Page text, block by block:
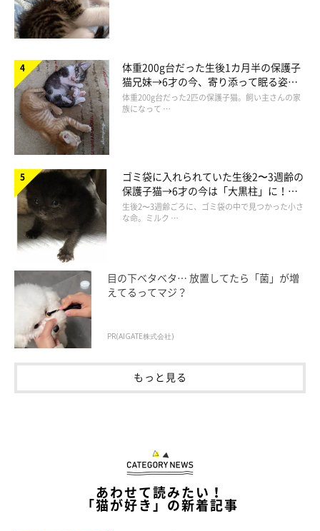
ボウル型の爪とぎ器に乗るおはぎちゃん（写真手前）ともなかちゃん（写真
奥）
@alma3627
息ピッタリな様子を見せたもなかちゃんとおはぎちゃんですが、
ふだんから行動がシンクロすることが多いのでしょうか？ 飼い
主さんにお話をうかがいました。
えん坊なので、たまにおはぎのまねをすることがあります。おは
するので、あまりいい気がしないようですが……」
体重200g台だった生後1カ月半の保護子
猫兄妹→6才の今、寄り添って眠る姿に
ほっこり！
体重200g台だった2匹の保護子猫。飼い主さんの家
族になって …
ゴミ袋に入れられていた生後2〜3週齢の
保護子猫→6才の今は「大黒柱」に！
美しい黒猫に成長した姿にグッとくる
生後2〜3週齢ごろに、ゴミ袋の中で見つかった小さ
な命。ミルク …
目の下ベタベタ… 放置してたら「菌」が増
えてるってマジ？
PR(AIGATE株式会社)
もっと見る
あわせて読みたい！
「猫が好き」の新着記事